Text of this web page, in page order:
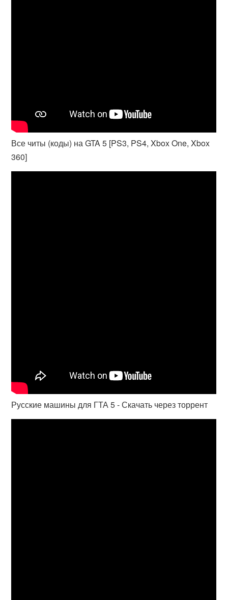
Все читы (коды) на GTA 5 [PS3, PS4, Xbox One, Xbox
360]
Русские машины для ГТА 5 - Скачать через торрент